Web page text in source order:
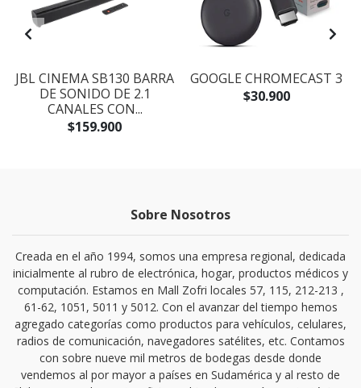
JBL CINEMA SB130 BARRA
DE SONIDO DE 2.1
CANALES CON...
$159.900
GOOGLE CHROMECAST 3
$30.900
Sobre Nosotros
Creada en el año 1994, somos una empresa regional, dedicada
inicialmente al rubro de electrónica, hogar, productos médicos y
computación. Estamos en Mall Zofri locales 57, 115, 212-213 ,
61-62, 1051, 5011 y 5012. Con el avanzar del tiempo hemos
agregado categorías como productos para vehículos, celulares,
radios de comunicación, navegadores satélites, etc. Contamos
con sobre nueve mil metros de bodegas desde donde
vendemos al por mayor a países en Sudamérica y al resto de